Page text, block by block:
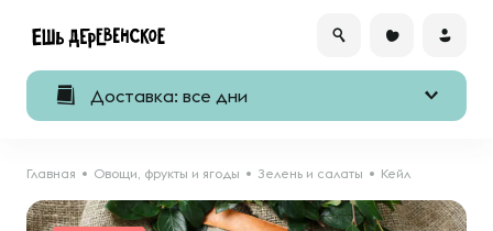
Доставка: все дни
Главная Овощи, фрукты и ягоды Зелень и салаты Кейл